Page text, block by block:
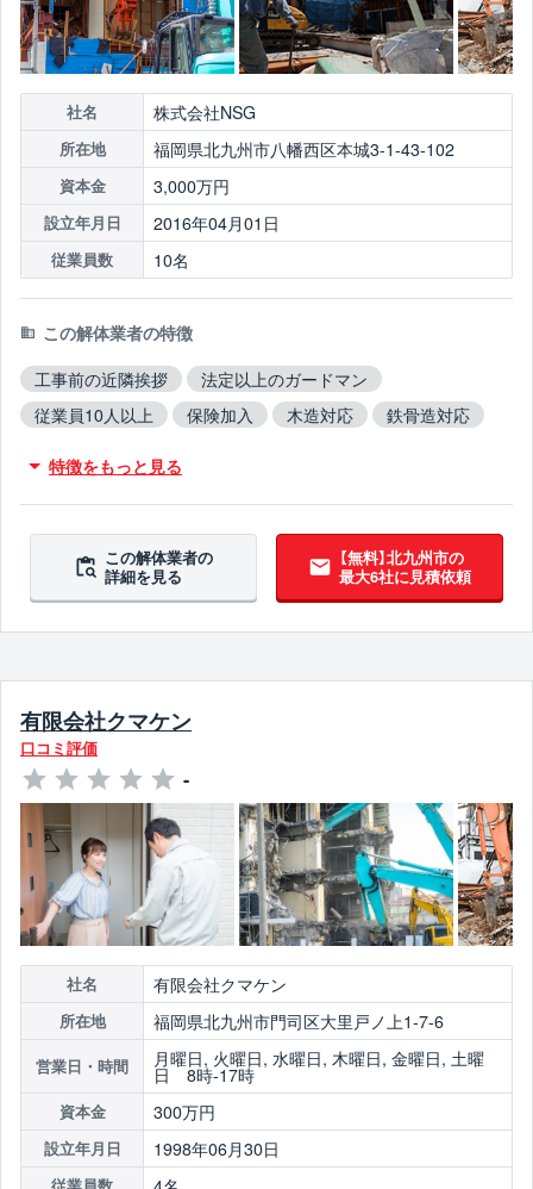
社名 株式会社NSG
所在地 福岡県北九州市八幡西区本城3-1-43-102
資本金 3,000万円
設立年月日 2016年04月01日
従業員数 10名
この解体業者の特徴
工事前の近隣挨拶
法定以上のガードマン
従業員10人以上
保険加入 木造対応
鉄骨造対応
5年以上無違反
翌営業日までに連絡
特徴をもっと見る
この解体業者の
詳細を見る
【無料】北九州市の
最大6社に見積依頼
有限会社クマケン
口コミ評価
-
社名 有限会社クマケン
所在地 福岡県北九州市門司区大里戸ノ上1-7-6
営業日・時間 月曜日, 火曜日, 水曜日, 木曜日, 金曜日, 土曜
日 8時-17時
資本金 300万円
設立年月日 1998年06月30日